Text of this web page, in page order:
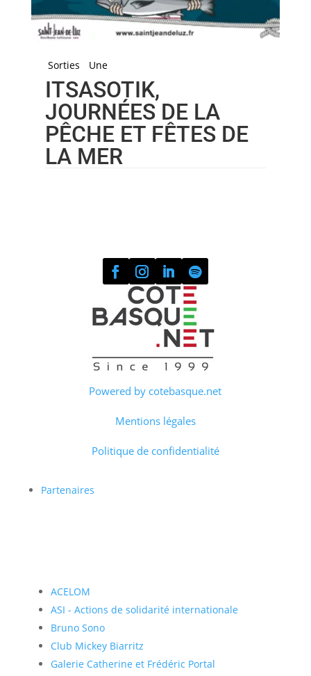
Sorties Une
ITSASOTIK,
JOURNÉES DE LA
PÊCHE ET FÊTES DE
LA MER
Powered by cotebasque.net
Mentions légales
Politique de confidentialité
Partenaires
ACELOM
ASI - Actions de solidarité internationale
Bruno Sono
Club Mickey Biarritz
Galerie Catherine et Frédéric Portal